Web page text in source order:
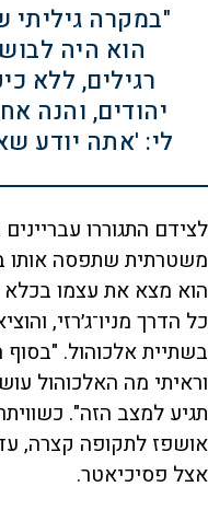
"במקרה גיליתי
הוא היה
רגילים, ללא
יהודים, והנה
לי: 'אתה יודע
לצידם התגוררו
משטרתית שתפסה אותו
הוא מצא את עצמו בכלא
כל הדרך מניו־ג׳רזי,
בשתיית אלכוהול.
וראיתי מה האלכוהול
תגיע למצב הזה".
אושפז לתקופה קצרה,
אצל פסיכיאטר.